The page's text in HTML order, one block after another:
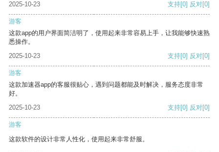
2025-10-23 支持[0] 反对[0]
游客
这款app的用户界面简洁明了，使用起来非常容易上手，让我能够快速熟
悉操作。
2025-10-23
支持[0] 反对[0]
游客
这款加速器app的客服很贴心，遇到问题都能及时解决，服务态度非常
好。
2025-10-23
支持[0] 反对[0]
游客
这款软件的设计非常人性化，使用起来非常舒服。